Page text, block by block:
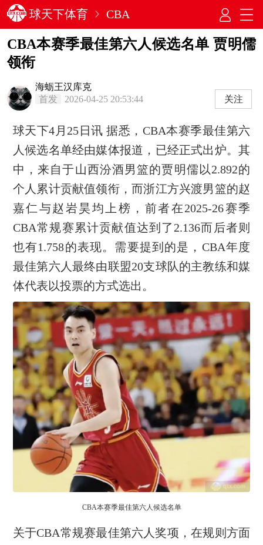
球天下体育 CBA
CBA本赛季最佳第六人候选名单 贾明儒
领衔
海蛎王汉库克
首发
2026-04-25 20:53:44 关注
球天下4月25日讯 据悉，CBA本赛季最佳第六
人候选名单经由媒体报道，已经正式出炉。其
中，来自于山西汾酒男篮的贾明儒以2.892的
个人累计贡献值领衔，而浙江方兴渡男篮的赵
嘉仁与赵岩昊均上榜，前者在2025-26赛季
CBA常规赛累计贡献值达到了2.136而后者则
也有1.758的表现。需要提到的是，CBA年度
最佳第六人最终由联盟20支球队的主教练和媒
体代表以投票的方式选出。
CBA本赛季最佳第六人候选名单
关于CBA常规赛最佳第六人奖项，在规则方面